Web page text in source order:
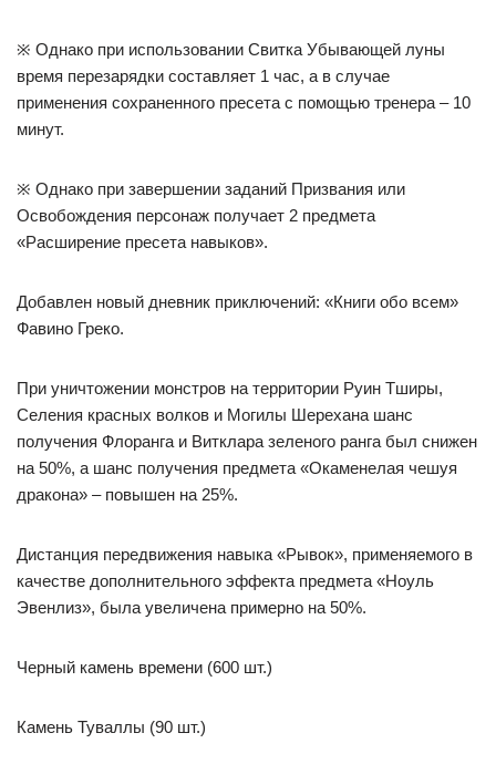
※ Однако при использовании Свитка Убывающей луны
время перезарядки составляет 1 час, а в случае
применения сохраненного пресета с помощью тренера – 10
минут.
※ Однако при завершении заданий Призвания или
Освобождения персонаж получает 2 предмета
«Расширение пресета навыков».
Добавлен новый дневник приключений: «Книги обо всем»
Фавино Греко.
При уничтожении монстров на территории Руин Тширы,
Селения красных волков и Могилы Шерехана шанс
получения Флоранга и Витклара зеленого ранга был снижен
на 50%, а шанс получения предмета «Окаменелая чешуя
дракона» – повышен на 25%.
Дистанция передвижения навыка «Рывок», применяемого в
качестве дополнительного эффекта предмета «Ноуль
Эвенлиз», была увеличена примерно на 50%.
Черный камень времени (600 шт.)
Камень Туваллы (90 шт.)